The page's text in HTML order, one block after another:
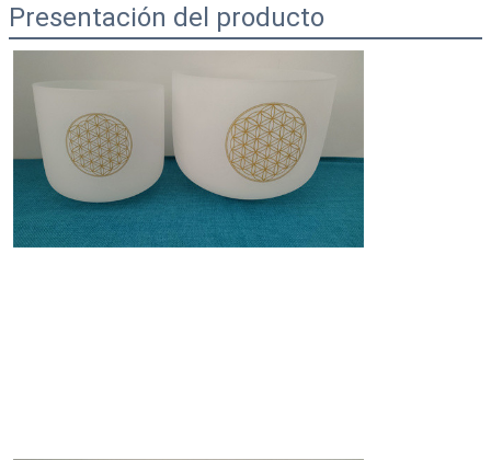
Presentación del producto